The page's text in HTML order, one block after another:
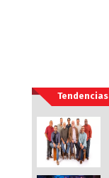
Tendencias